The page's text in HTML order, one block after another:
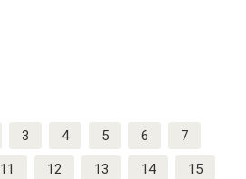
3 4 5 6 7
11 12 13 14 15